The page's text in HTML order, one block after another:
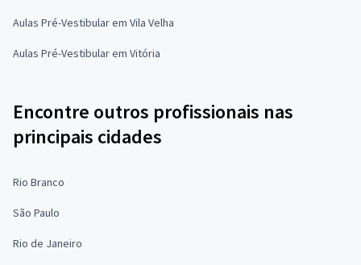
Aulas Pré-Vestibular em Vila Velha
Aulas Pré-Vestibular em Vitória
Encontre outros profissionais nas
principais cidades
Rio Branco
São Paulo
Rio de Janeiro